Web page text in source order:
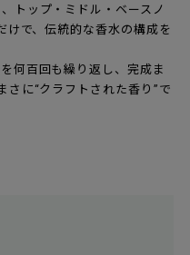
トップ・ミドル・ベースノ
けで、伝統的な香水の構成を
何百回も繰り返し、完成ま
さに“クラフトされた香り”で